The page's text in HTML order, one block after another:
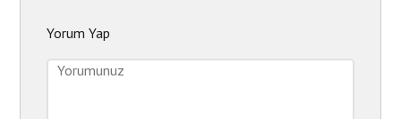
Yorum Yap